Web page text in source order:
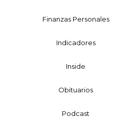
Finanzas Personales
Indicadores
Inside
Obituarios
Podcast